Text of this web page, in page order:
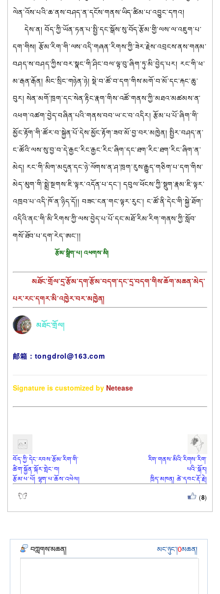
ལེན་འོས་པའི་ཆ་ནས་བཤད་ན་དངོས་གནས་ཡིད་ཚིམ་པ་འབྱུང་དཀའ།
དེས་ན། བོད་ཀྱི་ཡོན་ཏན་པ་སྤྱི་དང་སྒོས་སུ་བོད་རྩོམ་གྱི་ལས་ལ་འཇུག་པ་
དག་གིས། རྩོམ་རིག་གི་ལས་འདི་གཞན་རིགས་ཀྱི་ཟེར་རྗེས་འབྲངས་ནས་གནམ་
བཤད་ས་བཤད་ཀྱིས་བར་སྣང་གི་ཤིང་བལ་ལྟ་བུ་ཞིག་ཏུ་མི་བྱེད་པར། རང་གི་ཕ་
མ་རྒན་རྒོན། མིང་སྲིང་གཉེན་ཉེ། སྡེ་བ་ཚོ་བ་དག་གིས་མགོ་བ་མོ་དང་རྐང་ཆུ་
བུར། སེན་མགོ་ཁྲག་དང་སེན་རྟིང་རྣག་གིས་འཚོ་གནས་ཀྱི་མཐའ་མཚམས་ན་
འཕག་འཚག་བྱེད་བཞིན་པའི་གནས་བབ་ཡ་ང་བ་འདིར། རྩོམ་པ་པོ་ཞིག་གི་
མྱོང་རྟོག་གི་ཚོར་བ་སྐྱེན་པོ་དེས་མྱོང་རྟོག་ཟབ་མོ་བྱ་བར་མཁྱེན། སྤྱིར་བཤད་ན་
ང་ཚོའི་ལས་སུ་བྱ་བ་དེ་རྒྱང་རིང་རྒྱང་རིང་ཞིག་དང་ཐག་རིང་ཐག་རིང་ཞིག་ན་
མེད། རང་གི་མིག་མདུན་དང་ཉེ་ལོགས་ན་ཤ་ཁྲག་རུས་རྒྱུད་གཅིག་པ་དག་གིས་
མེད་མུག་གི་སྨྲེ་སྔགས་ཇི་ལྟར་འདོན་པ་དང་། དབུལ་ཕོངས་ཀྱི་སྡུག་རྣམ་ཇི་ལྟར་
འཁྲབ་པ་འདི་ཁོ་ན་ཉིད་དོ།། བཟང་ངན་གང་ལྟར་རུང་། ང་ཚོ་ནི་དེང་གི་སྐྱེ་ཐོག་
འདིའི་ནང་གི་མི་རིགས་ཀྱི་ལས་བྱེད་པ་པོ་དང་མཐོ་རིམ་རིག་གནས་ཀྱི་སློབ་
གསོ་ཐོབ་པ་དག་རེད་ཨང་།།
རྩོམ་སྒྲིག་པ། འཕགས་མི།
མཐོང་གྲོལ་དྲ་རྩོམ་དག་རྩོམ་བདག་དང་དྲ་བདག་གིས་ཆོག་མཆན་མེད་
པར་རང་དགར་མི་འཁྱེར་བར་མཁྱེན།
མཐོང་གྲོལ།
邮箱：tongdrol@163.com
Signature is customized by Netease
བོད་ཀྱི་དེང་རབས་རྩོམ་རིག་གི་
ཚིག་སྐྱོན་སྐོར་གླེང་བ།
རྩོམ་པ་པོ། ལྷག་པ་ཆོས་འཕེལ།
རིག་གནས་མིའི་རིགས་རིག་
པའི་སྐོར།
ཁྲིད་མཁན། ཚེ་དབང་རྡོ་རྗེ།
(8)